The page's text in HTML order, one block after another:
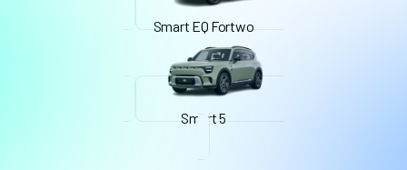
Smart EQ Fortwo
Smart 5